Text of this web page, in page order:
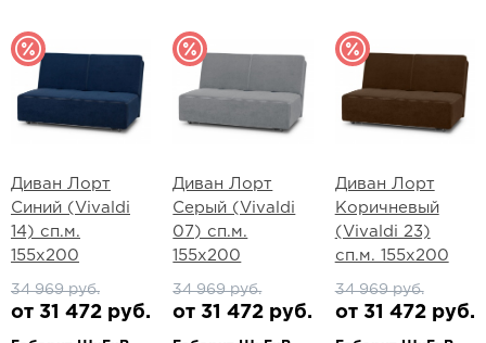
Диван Лорт
Синий (Vivaldi
14) сп.м.
155х200
34 969 руб.
от 31 472 руб.
Диван Лорт
Серый (Vivaldi
07) сп.м.
155х200
34 969 руб.
от 31 472 руб.
Диван Лорт
Коричневый
(Vivaldi 23)
сп.м. 155х200
34 969 руб.
от 31 472 руб.